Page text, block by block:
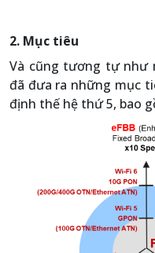
2. Mục tiêu
Và cũng tương tự như
đã đưa ra những mục
định thế hệ thứ 5, bao